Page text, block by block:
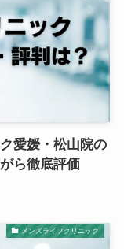
愛媛・松山院の
ら徹底評価
メンズライフクリニック